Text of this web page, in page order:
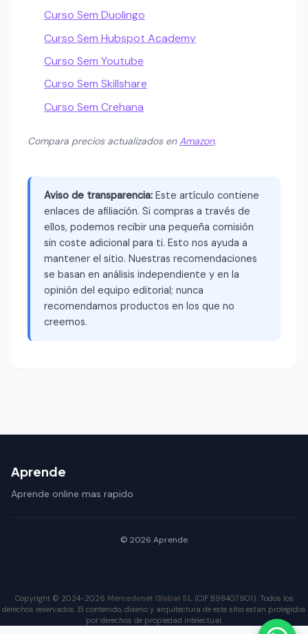
Curso Sem Duolingo
Curso Sem Hubspot Academy
Curso Sem Youtube
Curso Sem Skillshare
Curso Sem Crehana
Compara precios actualizados enAmazon.
Aviso de transparencia: Este artículo contiene
enlaces de afiliación. Si compras a través de
ellos, podemos recibir una pequeña comisión
sin coste adicional para ti. Esto nos ayuda a
mantener el sitio. Nuestras recomendaciones
se basan en análisis independiente y en la
opinión del equipo editorial; nunca
recomendamos productos en los que no
creemos.
Aprende
Aprende online mas rapido
© 2026 Aprende
Copyright © 2024-2026 Mercadonet Global S.L. (CIF B98407901). Todos los
derechos reservados. El contenido, diseno y arquitectura de este sitio estan protegidos
por derechos de propiedad intelectual.